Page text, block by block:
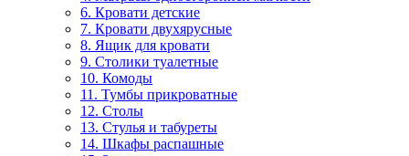
6. Кровати детские
7. Кровати двухярусные
8. Ящик для кровати
9. Столики туалетные
10. Комоды
11. Тумбы прикроватные
12. Столы
13. Стулья и табуреты
14. Шкафы распашные